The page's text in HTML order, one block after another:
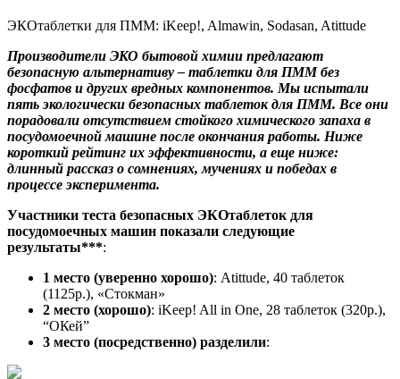
ЭКОтаблетки для ПММ: iKeep!, Almawin, Sodasan, Atittude
Производители ЭКО бытовой химии предлагают
безопасную альтернативу – таблетки для ПММ без
фосфатов и других вредных компонентов. Мы испытали
пять экологически безопасных таблеток для ПММ. Все они
порадовали отсутствием стойкого химического запаха в
посудомоечной машине после окончания работы. Ниже
короткий рейтинг их эффективности, а еще ниже:
длинный рассказ о сомнениях, мучениях и победах в
процессе эксперимента.
Участники теста безопасных ЭКОтаблеток для
посудомоечных машин показали следующие
результаты***:
1 место (уверенно хорошо): Atittude, 40 таблеток
(1125р.), «Стокман»
2 место (хорошо): iKeep! All in One, 28 таблеток (320р.),
“ОКей”
3 место (посредственно) разделили: